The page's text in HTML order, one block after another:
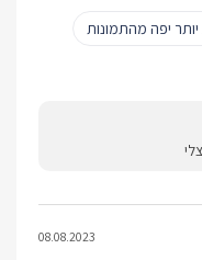
יפה מהתמונות
08.08.2023